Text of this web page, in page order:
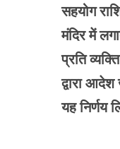
सहयोग
मंदिर में
प्रति
द्वारा
यह निर्णय